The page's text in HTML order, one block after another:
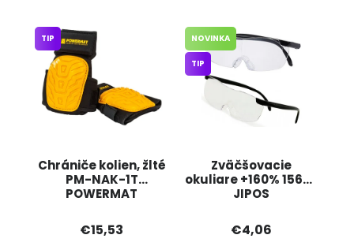
Chrániče kolien, žlté
PM-NAK-1T
POWERMAT
TIP
€15,53
Zväčšovacie
okuliare +160% 15674
JIPOS
NOVINKA
TIP
€4,06